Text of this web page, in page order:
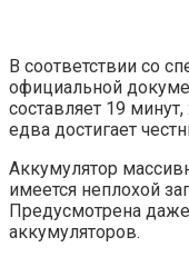
В соответствии со
официальной
составляет 19 минут,
едва достигает
Аккумулятор
имеется неплохой
Предусмотрена
аккумуляторов.